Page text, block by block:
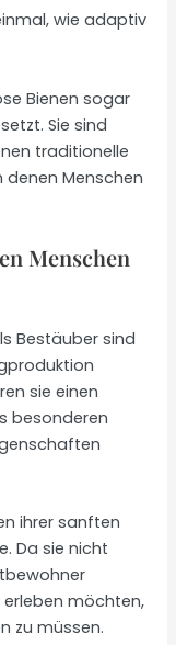
wie adaptiv
Bienen sogar
Sie sind
traditionelle
denen Menschen
Menschen
Bestäuber sind
sie einen
besonderen
ihrer sanften
Da sie nicht
erleben möchten,
zu müssen.